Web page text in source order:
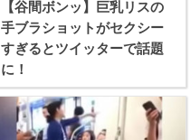
【谷間ボンッ】巨乳リスの
手ブラショットがセクシー
すぎるとツイッターで話題
に！